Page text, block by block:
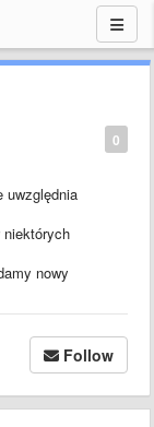
0
uwzględnia
nowy
Follow